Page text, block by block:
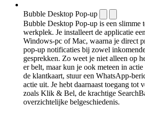
Bubble Desktop Pop-up
Bubble Desktop Pop-up is een slimme
werkplek. Je installeert de applicatie
Windows-pc of Mac, waarna je direct
pop-up notificaties bij zowel
gesprekken. Zo weet je niet alleen op
er belt, maar kun je ook meteen in
de klantkaart, stuur een WhatsApp-
actie uit. Je hebt daarnaast toegang tot
zoals Klik & Bel, de krachtige
overzichtelijke belgeschiedenis.